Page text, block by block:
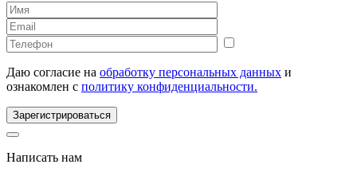
Даю согласие на обработку персональных данных и
ознакомлен с политику конфиденциальности.
Зарегистрироваться
Написать нам